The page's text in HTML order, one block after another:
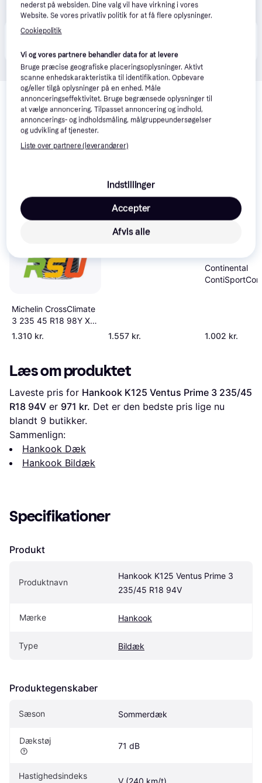
Produktet fås også hos
Relaterede produkter
Se vores forslag til andre produkter, der matcher dine
interesser. Vis alle
Trender
Michelin CrossClimate
3 235 45 R18 98Y XL
TL Tire
1.310 kr.
Trender
1.557 kr.
Continental
1.002 kr.
Læs om produktet
Laveste pris for Hankook K125 Ventus Prime 3 235/45
R18 94V er 971 kr. Det er den bedste pris lige nu
blandt 9 butikker.
Sammenlign:
Hankook Dæk
Hankook Bildæk
Specifikationer
Produkt
Produktnavn
Hankook K125 Ventus Prime 3
235/45 R18 94V
Mærke Hankook
Type Bildæk
Produktegenskaber
Sæson Sommerdæk
Dækstøj
71 dB
Hastighedsindeks
V (240 km/t)
nederst på websiden. Dine valg vil have virkning i vores
Website. Se vores privatliv politik for at få flere oplysninger.
Cookiepolitik
Vi og vores partnere behandler data for at levere
Bruge præcise geografiske placeringsoplysninger. Aktivt
scanne enhedskarakteristika til identifikation. Opbevare
og/eller tilgå oplysninger på en enhed. Måle
annonceringseffektivitet. Bruge begrænsede oplysninger til
at vælge annoncering. Tilpasset annoncering og indhold,
annoncerings- og indholdsmåling, målgruppeundersøgelser
og udvikling af tjenester.
Liste over partnere (leverandører)
Indstillinger
Afvis alle
Accepter